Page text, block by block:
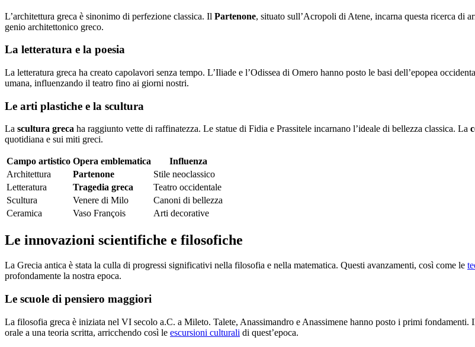
L’architettura greca è sinonimo di perfezione classica. Il Partenone, situato sull’Acropoli di Atene, incarna questa ricerca di
genio architettonico greco.
La letteratura e la poesia
La letteratura greca ha creato capolavori senza tempo. L’Iliade e l’Odissea di Omero hanno posto le basi dell’epopea
umana, influenzando il teatro fino ai giorni nostri.
Le arti plastiche e la scultura
La scultura greca ha raggiunto vette di raffinatezza. Le statue di Fidia e Prassitele incarnano l’ideale di bellezza classica. La
quotidiana e sui miti greci.
Campo artistico Opera emblematica
Influenza
Architettura
Partenone
Stile neoclassico
Letteratura
Tragedia greca
Teatro occidentale
Scultura
Venere di Milo
Canoni di bellezza
Ceramica
Vaso François Arti decorative
Le innovazioni scientifiche e filosofiche
La Grecia antica è stata la culla di progressi significativi nella filosofia e nella matematica. Questi avanzamenti, così come le
profondamente la nostra epoca.
Le scuole di pensiero maggiori
La filosofia greca è iniziata nel VI secolo a.C. a Mileto. Talete, Anassimandro e Anassimene hanno posto i primi
orale a una teoria scritta, arricchendo così le escursioni culturali di quest’epoca.